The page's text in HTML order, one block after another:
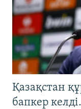
Қазақстан
бапкер